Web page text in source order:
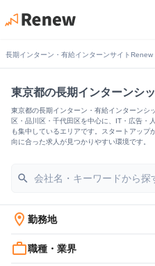
長期インターン・有給インターンサイトRenew
東京都の長期インターンシ
東京都の長期インターン・有給インターン
区・品川区・千代田区を中心に、IT・広告・
も集中しているエリアです。スタートアッ
向に合った求人が見つかりやすい環境です。
search
location_on 勤務地
work_outline職種・業界